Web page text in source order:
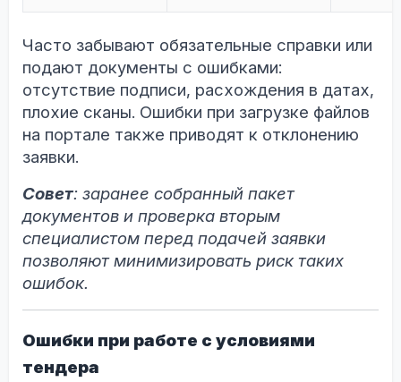
Часто забывают обязательные справки или
подают документы с ошибками:
отсутствие подписи, расхождения в датах,
плохие сканы. Ошибки при загрузке файлов
на портале также приводят к отклонению
заявки.
Совет: заранее собранный пакет
документов и проверка вторым
специалистом перед подачей заявки
позволяют минимизировать риск таких
ошибок.
Ошибки при работе с условиями
тендера